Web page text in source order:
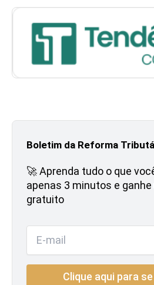
Boletim da Reforma
🚀 Aprenda tudo o que
apenas 3 minutos e
gratuito